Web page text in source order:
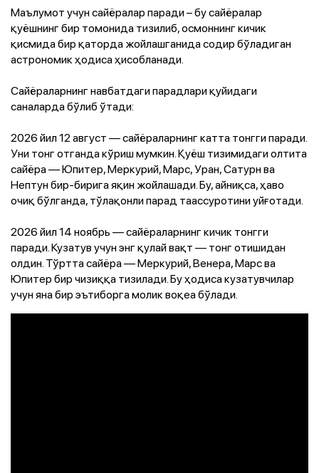
Маълумот учун сайёралар паради – бу сайёралар
қуёшнинг бир томонида тизилиб, осмоннинг кичик
қисмида бир қаторда жойлашганида содир бўладиган
астрономик ҳодиса ҳисобланади.
Сайёраларнинг навбатдаги парадлари қуйидаги
саналарда бўлиб ўтади:
2026 йил 12 август — сайёраларнинг катта тонгги паради.
Уни тонг отганда кўриш мумкин. Қуёш тизимидаги олтита
сайёра — Юпитер, Меркурий, Марс, Уран, Сатурн ва
Нептун бир-бирига яқин жойлашади. Бу, айниқса, ҳаво
очиқ бўлганда, тўлақонли парад таассуротини уйғотади.
2026 йил 14 ноябрь — сайёраларнинг кичик тонгги
паради. Кузатув учун энг қулай вақт — тонг отишидан
олдин. Тўртта сайёра — Меркурий, Венера, Марс ва
Юпитер бир чизиққа тизилади. Бу ҳодиса кузатувчилар
учун яна бир эътиборга молик воқеа бўлади.